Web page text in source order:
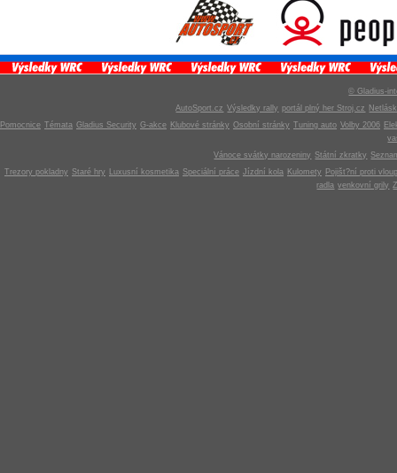
© Gladius-
AutoSport.cz Výsledky rally portál plný her Stroj.cz
Pomocnice Témata Gladius Security G-akce Klubové stránky Osobní stránky Tuning auto Volby 2006
Vánoce svátky narozeniny Státní zkratky
Trezory pokladny Staré hry Luxusní kosmetika Speciální práce Jízdní kola Kulomety
Pojišt?ní proti
radla venkovní grily